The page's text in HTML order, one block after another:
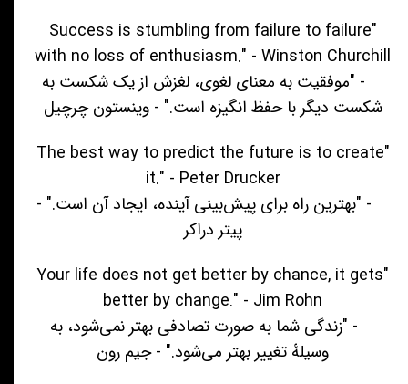
"Success is stumbling from failure to failure
with no loss of enthusiasm." - Winston Churchill
- "موفقیت به معنای لغوی، لغزش از یک شکست به
شکست دیگر با حفظ انگیزه است." - وینستون چرچیل
"The best way to predict the future is to create
it." - Peter Drucker
- "بهترین راه برای پیش‌بینی آینده، ایجاد آن است." -
پیتر دراکر
"Your life does not get better by chance, it gets
better by change." - Jim Rohn
- "زندگی شما به صورت تصادفی بهتر نمی‌شود، به
وسیلهٔ تغییر بهتر می‌شود." - جیم رون